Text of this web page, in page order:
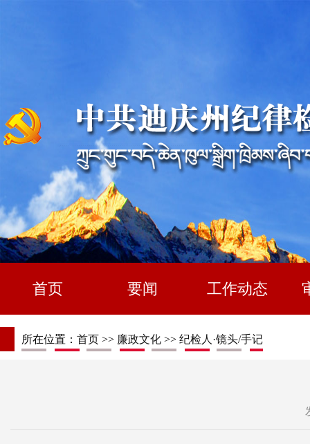
首页 要闻 工作动态
所在位置： 首页 >> 廉政文化 >> 纪检人·镜头/手记